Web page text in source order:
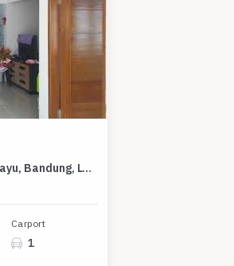
Rumah Nyaman di Area Margahayu, Bandung, LT 90m², Harga 499 Juta
Carport
1